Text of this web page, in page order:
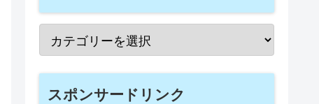
スポンサードリンク